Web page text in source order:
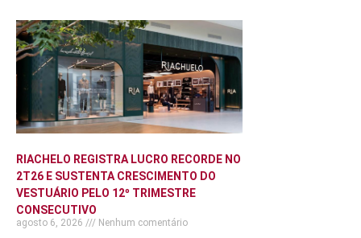
RIACHELO REGISTRA LUCRO RECORDE NO
2T26 E SUSTENTA CRESCIMENTO DO
VESTUÁRIO PELO 12º TRIMESTRE
CONSECUTIVO
agosto 6, 2026 Nenhum comentário